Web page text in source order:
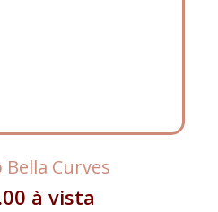
Curves
à vista